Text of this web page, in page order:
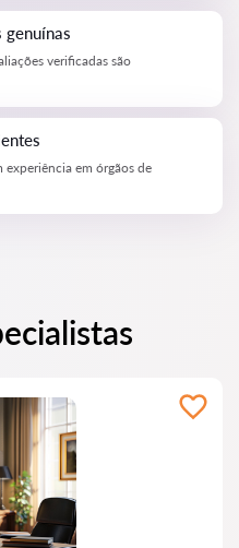
genuínas
verificadas são
em órgãos de